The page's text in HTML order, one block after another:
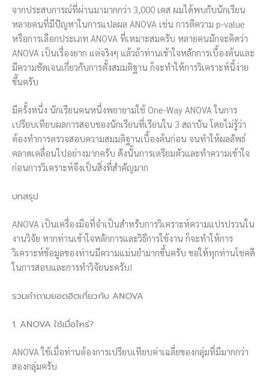
จากประสบการณ์ที่ผ่านมามากกว่า 3,000 เคส ผมได้พบกับนักเรียน
หลายคนที่มีปัญหาในการแปลผล ANOVA เช่น การตีความ p-value
หรือการเลือกประเภท ANOVA ที่เหมาะสมครับ หลายคนมักจะคิดว่า
ANOVA เป็นเรื่องยาก แต่จริงๆ แล้วถ้าท่านเข้าใจหลักการเบื้องต้นและ
มีความชัดเจนเกี่ยวกับการตั้งสมมติฐาน ก็จะทำให้การวิเคราะห์นี้ง่าย
ขึ้นครับ
มีครั้งหนึ่ง นักเรียนคนหนึ่งพยายามใช้ One-Way ANOVA ในการ
เปรียบเทียบผลการสอบของนักเรียนที่เรียนใน 3 สถาบัน โดยไม่รู้ว่า
ต้องทำการตรวจสอบความสมมติฐานเบื้องต้นก่อน จนทำให้ผลลัพธ์
คลาดเคลื่อนไปอย่างมากครับ ดังนั้นการเตรียมตัวและทำความเข้าใจ
ก่อนการวิเคราะห์จึงเป็นสิ่งที่สำคัญมาก
บทสรุป
ANOVA เป็นเครื่องมือที่จำเป็นสำหรับการวิเคราะห์ความแปรปรวนใน
งานวิจัย หากท่านเข้าใจหลักการและวิธีการใช้งาน ก็จะทำให้การ
วิเคราะห์ข้อมูลของท่านมีความแม่นยำมากขึ้นครับ ขอให้ทุกท่านโชคดี
ในการสอบและการทำวิจัยนะครับ!
รวมคำถามยอดฮิตเกี่ยวกับ ANOVA
1. ANOVA ใช้เมื่อไหร่?
ANOVA ใช้เมื่อท่านต้องการเปรียบเทียบค่าเฉลี่ยของกลุ่มที่มีมากกว่า
สองกลุ่มครับ